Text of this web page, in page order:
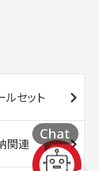
ルセット
関連